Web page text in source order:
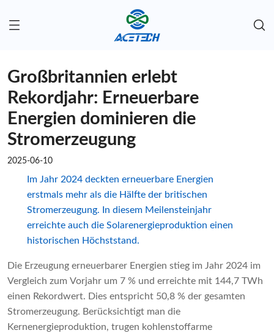
Großbritannien erlebt
Rekordjahr: Erneuerbare
Energien dominieren die
Stromerzeugung
2025-06-10
Im Jahr 2024 deckten erneuerbare Energien
erstmals mehr als die Hälfte der britischen
Stromerzeugung. In diesem Meilensteinjahr
erreichte auch die Solarenergieproduktion einen
historischen Höchststand.
Die Erzeugung erneuerbarer Energien stieg im Jahr 2024 im
Vergleich zum Vorjahr um 7 % und erreichte mit 144,7 TWh
einen Rekordwert. Dies entspricht 50,8 % der gesamten
Stromerzeugung. Berücksichtigt man die
Kernenergieproduktion, trugen kohlenstoffarme